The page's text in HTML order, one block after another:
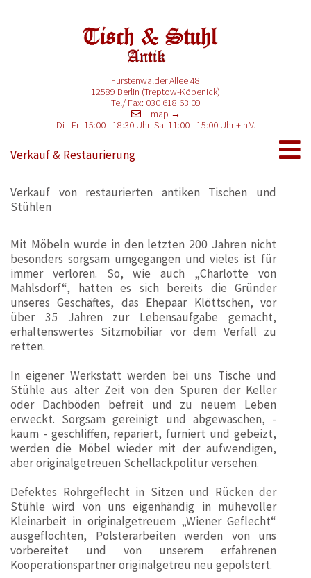
Fürstenwalder Allee 48
12589 Berlin (Treptow-Köpenick)
Tel/ Fax: 030 618 63 09
map →
Di - Fr: 15:00 - 18:30 Uhr Sa: 11:00 - 15:00 Uhr
Verkauf & Restaurierung
Verkauf von restaurierten antiken Tischen und
Stühlen
Mit Möbeln wurde in den letzten 200 Jahren nicht
besonders sorgsam umgegangen und vieles ist für
immer verloren. So, wie auch „Charlotte von
Mahlsdorf“, hatten es sich bereits die Gründer
unseres Geschäftes, das Ehepaar Klöttschen, vor
über 35 Jahren zur Lebensaufgabe gemacht,
erhaltenswertes Sitzmobiliar vor dem Verfall zu
retten.
In eigener Werkstatt werden bei uns Tische und
Stühle aus alter Zeit von den Spuren der Keller
oder Dachböden befreit und zu neuem Leben
erweckt. Sorgsam gereinigt und abgewaschen, -
kaum - geschliffen, repariert, furniert und gebeizt,
werden die Möbel wieder mit der aufwendigen,
aber originalgetreuen Schellackpolitur versehen.
Defektes Rohrgeflecht in Sitzen und Rücken der
Stühle wird von uns eigenhändig in mühevoller
Kleinarbeit in originalgetreuem „Wiener Geflecht“
ausgeflochten, Polsterarbeiten werden von uns
vorbereitet und von unserem erfahrenen
Kooperationspartner originalgetreu neu gepolstert.